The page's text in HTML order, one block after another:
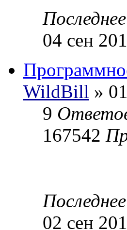
04 сен
WildBill »
9
167542
02 сен